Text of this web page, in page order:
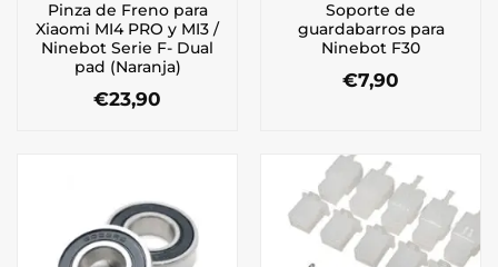
Pinza de Freno para
Xiaomi MI4 PRO y MI3 /
Ninebot Serie F- Dual
pad (Naranja)
€23,90
Soporte de
guardabarros para
Ninebot F30
€7,90